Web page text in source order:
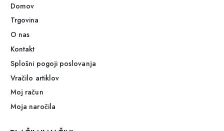
Domov
Trgovina
O nas
Kontakt
Splošni pogoji poslovanja
Vračilo artiklov
Moj račun
Moja naročila